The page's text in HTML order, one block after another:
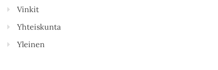
Vinkit
Yhteiskunta
Yleinen